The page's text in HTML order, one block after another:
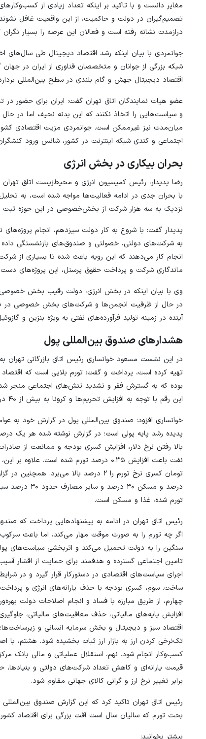
مغایر دانست و با تاکید بر اینکه تعداد زیادی از
تصمیم‌گیران در دولت و حاکمیت، از این واقعیت غافل نشوند
درازمدت نشانه رفته است و فعالان این عرصه را بسیار
جوانمردی با بیان اینکه رشد اقتصاد دیجیتال طی سال‌های
شبکه بزرگی از جوانان و متخصصان فناوری از ایران در
اقتصاد دیجیتال جهش و گام بلندی در سطح بین‌المللی
عضو هیات نمایندگان اتاق تهران گفت: ایران برای حضور در
و سیاست‌هایی را اتخاذ نکنند که این بدنه نحیف اما در
میان‌مدت نیز غیرممکن است. جوانمردی مزیت اقتصادی کشور
اجتماعی و کندی شبکه اینترنت در کشور، شانس ورود
بحران بیکاری در بخش انرژی
رضا پدیدار، رئیس کمیسیون انرژی و محیط‌زیست اتاق
نزدیک به سه هزار شرکت از بخش‌خصوصی در این حوزه ثبت شده است، تصریح کرد که
پدیدار گفت: با شروع به کار دولت سیزدهم، انجام
ماندگاری شرکت و پرداخت حقوق پرسنل، این پروژه‌های
وی با بیان اینکه در بخش انرژی، دولت رقیب بخش
در حال از ظرفیت انجمن‌ها و شرکت‌های بخش خصوصی در
آینده در زمینه تولید فرآورده‌های نفتی به ویژه بنزین و
هشدارهای صندوق بین‌المللی پول
در این نشست مسعود خوانساری رئیس اتاق بازرگانی تهران
تهیه کرده است، پرداخت و گفت: تورم بلایی است که
این رقم با توجه به افزایش تحریم‌ها و کرونا به بیش از ۴۰ درصد رسید. امسال هم پیش‌بینی ‌می‌شود نرخ تورم در سطوح بالای ۴۰ درصد باشد.
خوانساری افزود: صندوق ‌بین‌المللی پول در گزارش خود به
بالا رفتن نرخ دلار، افزایش کسری بودجه و ممانعت از
درصد و
تورم شده، غذا و مسکن است.
رئیس اتاق تهران در ادامه به پیشنهادهایی پرداخت که
اگر چه تورم را به صورت موقت مهار ‌می‌کند، اما باعث
سنگین را به دولت تحمیل ‌می‌کند و اثربخشی سیاست‌های
تامین اجتماعی گسترده و هدفمند برای حمایت از اقشار
اجرای سیاست‌های اقتصادی در دستورکار قرار گیرد و در
ساخت. سوم، کسری بودجه با حذف یارانه‌های انرژی و
چهارم، از طریق مبارزه با فساد و انجام اصلاحات دولت
افزایش پایه‌های مالیاتی، حذف معافیت‌های مالیاتی،
اقتصاد سبز و دیجیتال و بخش سرمایه انسانی و
تک‌نرخی کردن ارز به بازار ارز ثبات بخشیده شود.
کسب‌وکار انجام شود. نهم، استقلال عملیاتی و مالی
قیمت یارانه‌ای و کاهش تعداد شرکت‌های دولتی و
برابر تغییر نرخ ارز و گرانی کالای جهانی مقاوم شود.
رئیس اتاق تهران تاکید کرد که این گزارش صندوق
بحث تورم که سالیان سال است آفت بزرگی برای اقتصاد
بیشتر بخوانید: